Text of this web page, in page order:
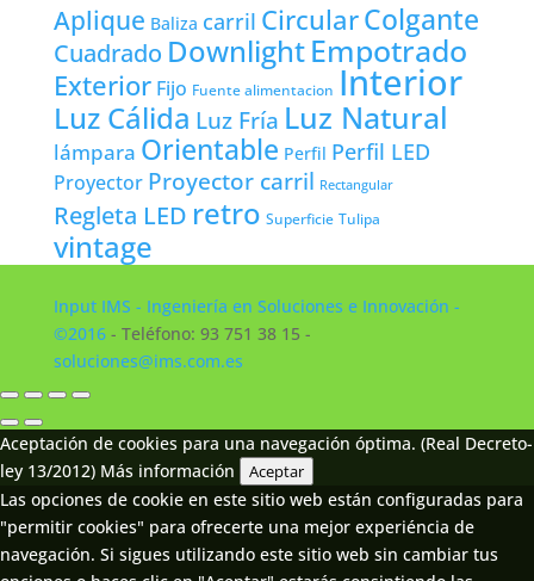
Aplique Baliza carril CircularColgante
Cuadrado DownlightEmpotrado
Exterior Fijo Fuente alimentacion Interior
Luz Cálida Luz Fría Luz Natural
lámpara Orientable Perfil Perfil LED
Proyector Proyector carril Rectangular
Regleta LED retro Superficie Tulipa
vintage
Input IMS - Ingeniería en Soluciones e Innovación -
©2016- Teléfono: 93 751 38 15 -
soluciones@ims.com.es
Aceptación de cookies para una navegación óptima. (Real Decreto-
ley 13/2012) Más información Aceptar
Las opciones de cookie en este sitio web están configuradas para
"permitir cookies" para ofrecerte una mejor experiéncia de
navegación. Si sigues utilizando este sitio web sin cambiar tus